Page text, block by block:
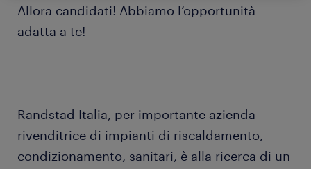
Allora candidati! Abbiamo l’opportunità
adatta a te!
Randstad Italia, per importante azienda
rivenditrice di impianti di riscaldamento,
condizionamento, sanitari, è alla ricerca di un